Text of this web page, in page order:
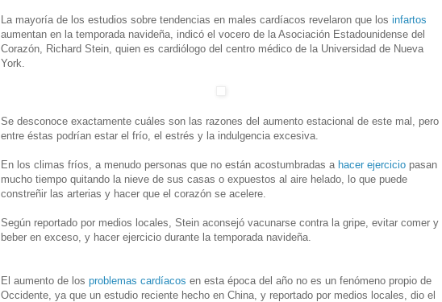
La mayoría de los estudios sobre tendencias en males cardíacos revelaron que los infartos
aumentan en la temporada navideña, indicó el vocero de la Asociación Estadounidense del
Corazón, Richard Stein, quien es cardiólogo del centro médico de la Universidad de Nueva
York.
Se desconoce exactamente cuáles son las razones del aumento estacional de este mal, pero
entre éstas podrían estar el frío, el estrés y la indulgencia excesiva.
En los climas fríos, a menudo personas que no están acostumbradas a hacer ejercicio pasan
mucho tiempo quitando la nieve de sus casas o expuestos al aire helado, lo que puede
constreñir las arterias y hacer que el corazón se acelere.
Según reportado por medios locales, Stein aconsejó vacunarse contra la gripe, evitar comer y
beber en exceso, y hacer ejercicio durante la temporada navideña.
El aumento de los problemas cardíacos en esta época del año no es un fenómeno propio de
Occidente, ya que un estudio reciente hecho en China, y reportado por medios locales, dio el